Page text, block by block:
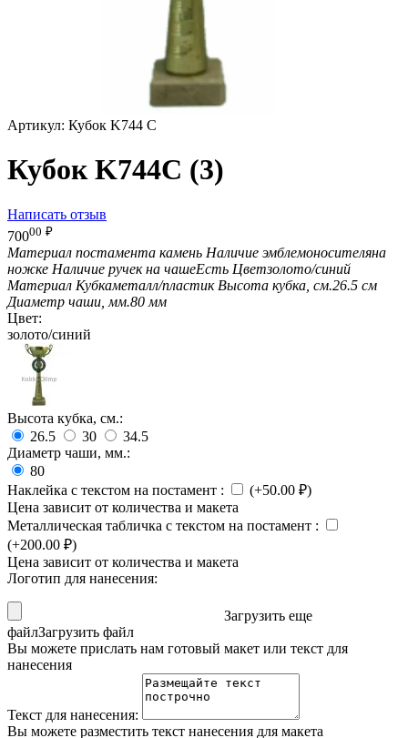
Артикул: Кубок K744 C
Кубок K744C (3)
Написать отзыв
70000 ₽
Материал постамента камень Наличие эмблемоносителяна
ножке Наличие ручек на чашеЕсть Цветзолото/синий
Материал Кубкаметалл/пластик Высота кубка, см.26.5 см
Диаметр чаши, мм.80 мм
Цвет:
золото/синий
Высота кубка, см.:
26.5
30
34.5
Диаметр чаши, мм.:
80
Наклейка с текстом на постамент : (+50.00 ₽)
Цена зависит от количества и макета
Металлическая табличка с текстом на постамент :
(+200.00 ₽)
Цена зависит от количества и макета
Логотип для нанесения:
Загрузить еще
файлЗагрузить файл
Вы можете прислать нам готовый макет или текст для
нанесения
Текст для нанесения:
Вы можете разместить текст нанесения для макета